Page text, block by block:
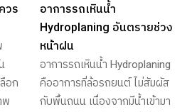
วร
อก
พ
อาการรถเหินน้ำ
Hydroplaning อันตรายช่วง
หน้าฝน
อาการรถเหินน้ำ Hydroplaning
คืออาการที่ล้อรถยนต์ ไม่สัมผัส
กับพื้นถนน เนื่องจากมีน้ำเข้ามา